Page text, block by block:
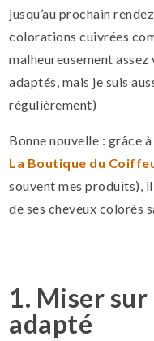
jusqu’au prochain
colorations cuivrées
malheureusement
adaptés, mais je suis
régulièrement)
Bonne nouvelle : grâce
La Boutique du
souvent mes produits),
de ses cheveux colorés
1. Miser
adapté